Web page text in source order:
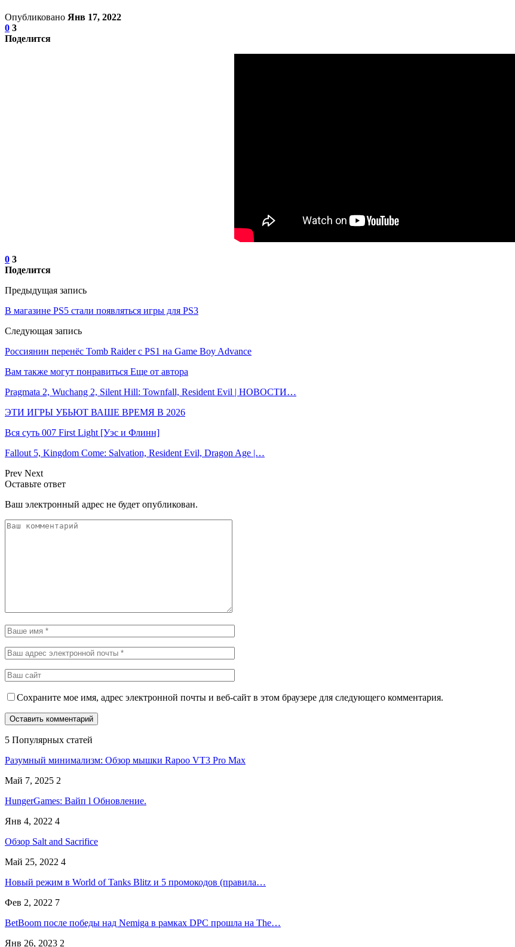
Опубликовано Янв 17, 2022
0 3
Поделится
0 3
Поделится
Предыдущая запись
В магазине PS5 стали появляться игры для PS3
Следующая запись
Россиянин перенёс Tomb Raider с PS1 на Game Boy Advance
Вам также могут понравиться Еще от автора
Pragmata 2, Wuchang 2, Silent Hill: Townfall, Resident Evil | НОВОСТИ…
ЭТИ ИГРЫ УБЬЮТ ВАШЕ ВРЕМЯ В 2026
Вся суть 007 First Light [Уэс и Флинн]
Fallout 5, Kingdom Come: Salvation, Resident Evil, Dragon Age |…
Prev Next
Оставьте ответ
Ваш электронный адрес не будет опубликован.
Сохраните мое имя, адрес электронной почты и веб-сайт в этом браузере для следующего комментария.
5 Популярных статей
Разумный минимализм: Обзор мышки Rapoo VT3 Pro Max
Май 7, 2025 2
HungerGames: Вайп l Обновление.
Янв 4, 2022 4
Обзор Salt and Sacrifice
Май 25, 2022 4
Новый режим в World of Tanks Blitz и 5 промокодов (правила…
Фев 2, 2022 7
BetBoom после победы над Nemiga в рамках DPC прошла на The…
Янв 26, 2023 2